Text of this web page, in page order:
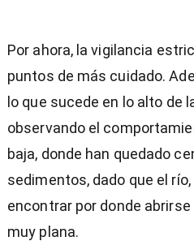
Por ahora, la vigilancia
puntos de más cuidado.
lo que sucede en lo alto de
observando el
baja, donde han quedado
sedimentos, dado que el
encontrar por donde
muy plana.